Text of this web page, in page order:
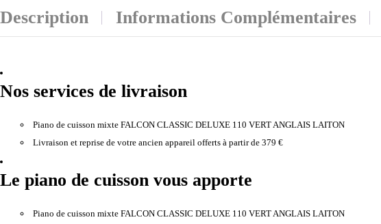
Description Informations Complémentaires
Nos services de livraison
Piano de cuisson mixte FALCON CLASSIC DELUXE 110 VERT ANGLAIS LAITON
Livraison et reprise de votre ancien appareil offerts à partir de 379 €
Le piano de cuisson vous apporte
Piano de cuisson mixte FALCON CLASSIC DELUXE 110 VERT ANGLAIS LAITON